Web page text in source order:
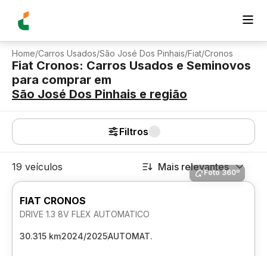
Home/Carros Usados/São José Dos Pinhais/Fiat/Cronos
Fiat Cronos: Carros Usados e Seminovos
para comprar em
São José Dos Pinhais e região
Filtros
19 veículos Mais relevantes
Foto 360º
FIAT CRONOS
DRIVE 1.3 8V FLEX AUTOMATICO
30.315 km2024/2025AUTOMAT.